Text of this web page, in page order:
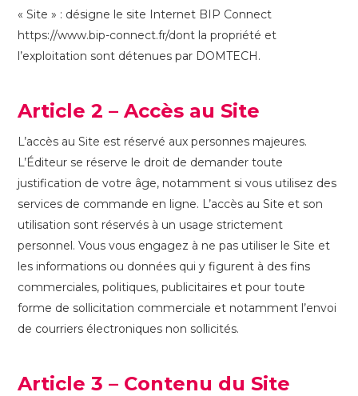
« Site » : désigne le site Internet BIP Connect
https://www.bip-connect.fr/dont la propriété et
l’exploitation sont détenues par DOMTECH.
Article 2 – Accès au Site
L’accès au Site est réservé aux personnes majeures.
L’Éditeur se réserve le droit de demander toute
justification de votre âge, notamment si vous utilisez des
services de commande en ligne. L’accès au Site et son
utilisation sont réservés à un usage strictement
personnel. Vous vous engagez à ne pas utiliser le Site et
les informations ou données qui y figurent à des fins
commerciales, politiques, publicitaires et pour toute
forme de sollicitation commerciale et notamment l’envoi
de courriers électroniques non sollicités.
Article 3 – Contenu du Site